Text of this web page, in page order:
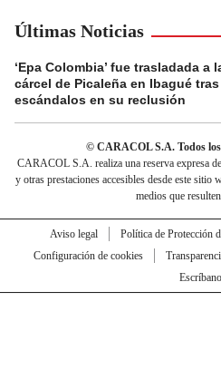
Últimas Noticias
‘Epa Colombia’ fue trasladada a
cárcel de Picaleña en Ibagué tras
escándalos en su reclusión
© CARACOL S.A. Todos los
CARACOL S.A. realiza una reserva expresa
y otras prestaciones accesibles desde este sitio
medios que
Aviso legal Política de Protección
Configuración de cookies